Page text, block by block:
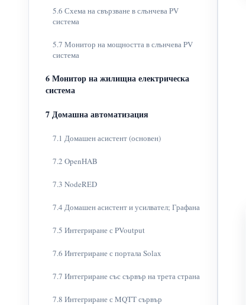
5.6 Схема на свързване в слънчева PV
система
5.7 Монитор на мощността в слънчева PV
система
6 Монитор на жилищна електрическа
система
7 Домашна автоматизация
7.1 Домашен асистент (основен)
7.2 OpenHAB
7.3 NodeRED
7.4 Домашен асистент и усилвател; Графана
7.5 Интегриране с PVoutput
7.6 Интегриране с портала Solax
7.7 Интегриране със сървър на трета страна
7.8 Интегриране с MQTT сървър